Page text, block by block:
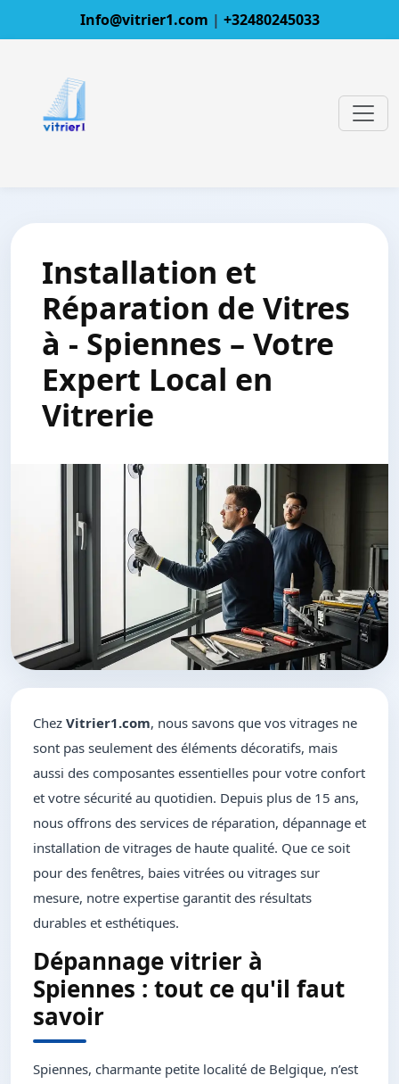
Info@vitrier1.com | +32480245033
Installation et
Réparation de Vitres
à - Spiennes – Votre
Expert Local en
Vitrerie
Chez Vitrier1.com, nous savons que vos vitrages ne
sont pas seulement des éléments décoratifs, mais
aussi des composantes essentielles pour votre confort
et votre sécurité au quotidien. Depuis plus de 15 ans,
nous offrons des services de réparation, dépannage et
installation de vitrages de haute qualité. Que ce soit
pour des fenêtres, baies vitrées ou vitrages sur
mesure, notre expertise garantit des résultats
durables et esthétiques.
Dépannage vitrier à
Spiennes : tout ce qu'il faut
savoir
Spiennes, charmante petite localité de Belgique, n’est